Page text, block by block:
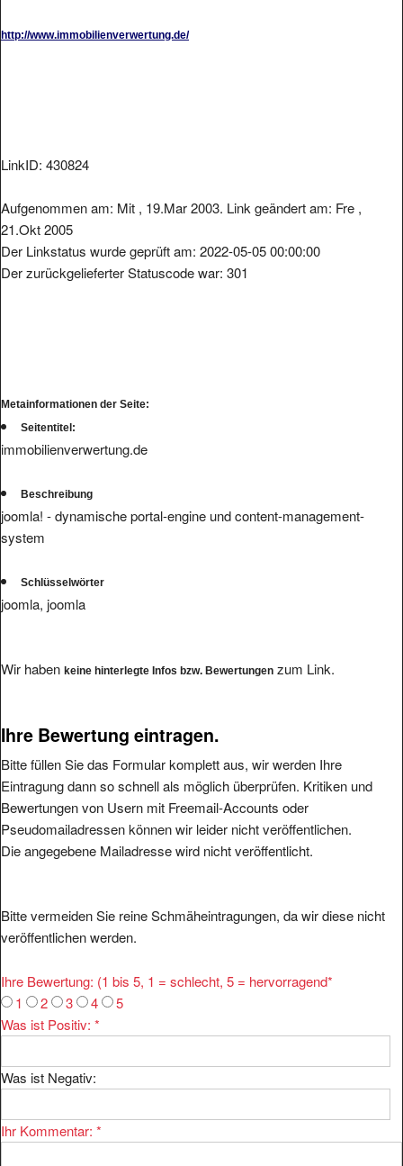
http://www.immobilienverwertung.de/
LinkID: 430824
Aufgenommen am: Mit , 19.Mar 2003. Link geändert am: Fre ,
21.Okt 2005
Der Linkstatus wurde geprüft am: 2022-05-05 00:00:00
Der zurückgelieferter Statuscode war: 301
Metainformationen der Seite:
Seitentitel:
immobilienverwertung.de
Beschreibung
joomla! - dynamische portal-engine und content-management-
system
Schlüsselwörter
joomla, joomla
Wir haben keine hinterlegte Infos bzw. Bewertungen zum Link.
Ihre Bewertung eintragen.
Bitte füllen Sie das Formular komplett aus, wir werden Ihre
Eintragung dann so schnell als möglich überprüfen. Kritiken und
Bewertungen von Usern mit Freemail-Accounts oder
Pseudomailadressen können wir leider nicht veröffentlichen.
Die angegebene Mailadresse wird nicht veröffentlicht.
Bitte vermeiden Sie reine Schmäheintragungen, da wir diese nicht
veröffentlichen werden.
Ihre Bewertung: (1 bis 5, 1 = schlecht, 5 = hervorragend*
1
2 3 4
5
Was ist Positiv: *
Was ist Negativ:
Ihr Kommentar: *